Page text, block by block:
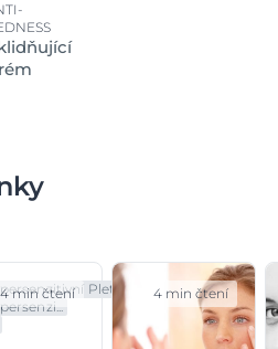
Pleť...
4 min čtení 4 min čtení